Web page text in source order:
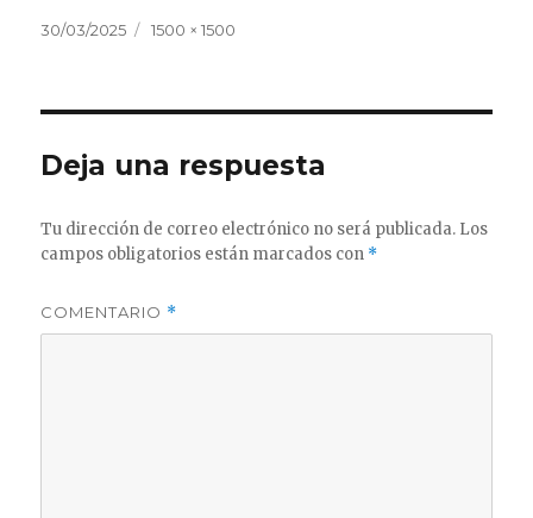
Publicado
30/03/2025
Tamaño
1500 × 1500
Deja una respuesta
Tu dirección de correo electrónico no será publicada. Los
campos obligatorios están marcados con *
COMENTARIO *